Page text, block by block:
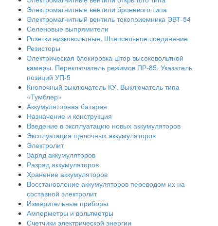
Электромагнитные вентили броневого типа
Электромагнитный вентиль токоприемника ЭВТ-54
Селеновые выпрямители
Розетки низковольтные. Штепсельное соединение
Резисторы
Электрическая блокировка штор высоковольтной
камеры. Переключатель режимов ПР-85. Указатель
позиций УП-5
Кнопочный выключатель КУ. Выключатель типа
«Тумблер»
Аккумуляторная батарея
Назначение и конструкция
Введение в эксплуатацию новых аккумуляторов
Эксплуатация щелочных аккумуляторов
Электролит
Заряд аккумуляторов
Разряд аккумуляторов
Хранение аккумуляторов
Восстановление аккумуляторов переводом их на
составной электролит
Измерительные приборы
Амперметры и вольтметры
Счетчики электрической энергии